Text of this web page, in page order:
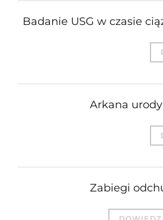
Badanie USG w czasie
Arkana
Zabiegi